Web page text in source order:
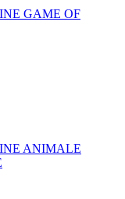
GAME OF
ANIMALE